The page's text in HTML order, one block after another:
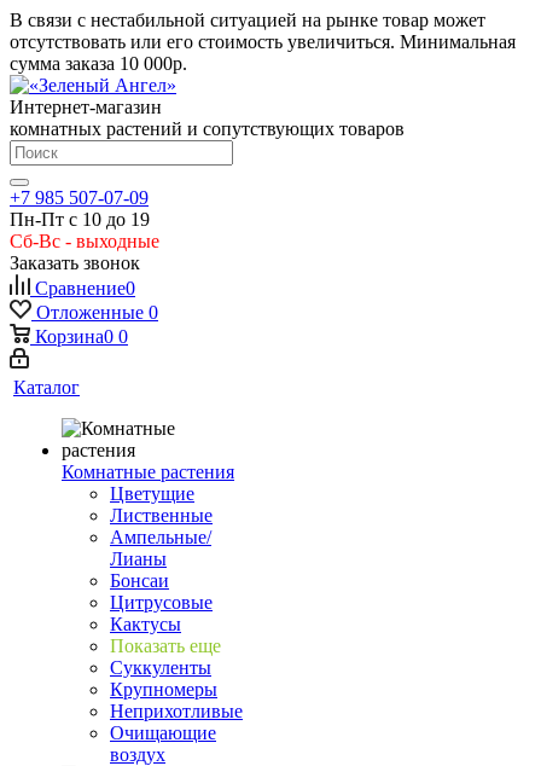
В связи с нестабильной ситуацией на рынке товар может
отсутствовать или его стоимость увеличиться. Минимальная
сумма заказа 10 000р.
Интернет-магазин
комнатных растений и сопутствующих товаров
+7 985 507-07-09
Пн-Пт с 10 до 19
Сб-Вс - выходные
Заказать звонок
Сравнение0
Отложенные 0
Корзина0 0
Каталог
Комнатные растения
Цветущие
Лиственные
Ампельные/
Лианы
Бонсаи
Цитрусовые
Кактусы
Показать еще
Суккуленты
Крупномеры
Неприхотливые
Очищающие
воздух